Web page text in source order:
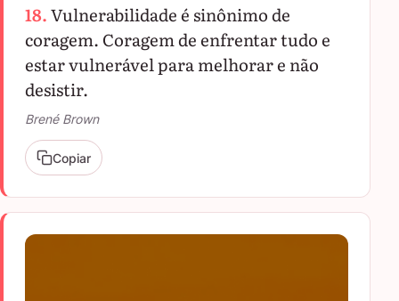
18.Vulnerabilidade é sinônimo de
coragem. Coragem de enfrentar tudo e
estar vulnerável para melhorar e não
desistir.
Brené Brown
Copiar